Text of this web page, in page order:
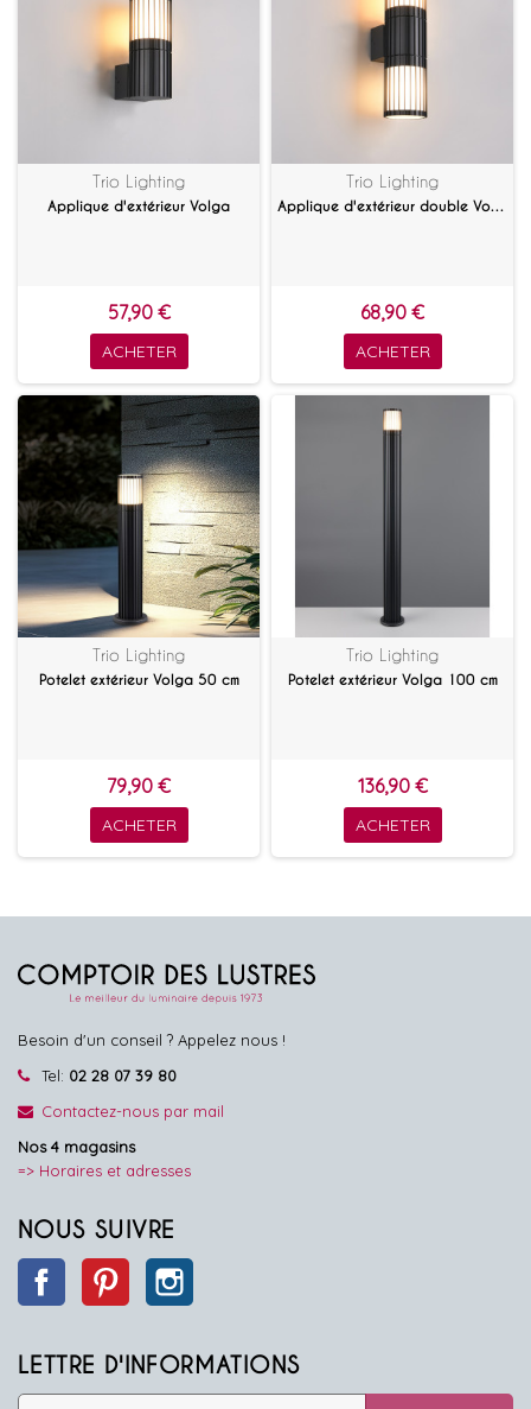
Trio Lighting
Applique d'extérieur Volga
57,90 €
ACHETER
Trio Lighting
Applique d'extérieur double Volga
68,90 €
ACHETER
Trio Lighting
Potelet extérieur Volga 50 cm
79,90 €
ACHETER
Trio Lighting
Potelet extérieur Volga 100 cm
136,90 €
ACHETER
Besoin d'un conseil ? Appelez nous !
Tel: 02 28 07 39 80
Contactez-nous par mail
Nos 4 magasins
=> Horaires et adresses
NOUS SUIVRE
Facebook Pinterest
LETTRE D'INFORMATIONS